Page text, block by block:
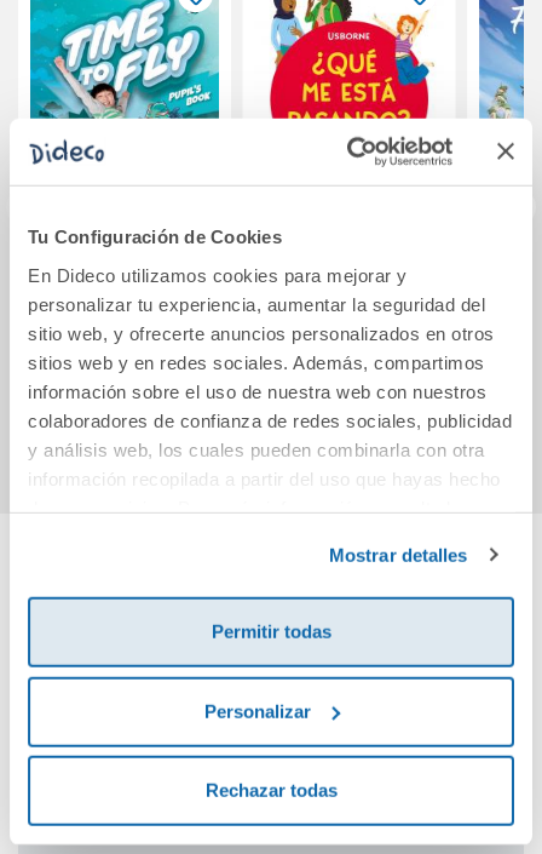
Tu Configuración de Cookies
En Dideco utilizamos cookies para mejorar y
personalizar tu experiencia, aumentar la seguridad del
sitio web, y ofrecerte anuncios personalizados en otros
sitios web y en redes sociales. Además, compartimos
información sobre el uso de nuestra web con nuestros
colaboradores de confianza de redes sociales, publicidad
y análisis web, los cuales pueden combinarla con otra
información recopilada a partir del uso que hayas hecho
Mostrar detalles
Permitir todas
Personalizar
Rechazar todas
Time to Fly Level 3
Pupil s Book
Santillana
Cambridge Edition
38,28€
Comprar
¿Qué me está
pasando? PARA
CHICAS
9,50€
Comprar
Cuéntanos tu opinión
¡Sé el primero en valorar este producto!
Debes iniciar sesión para poder valorarlo